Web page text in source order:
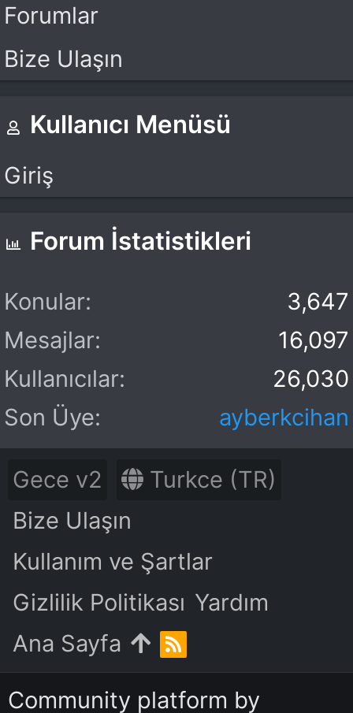
Forumlar
Bize Ulaşın
Kullanıcı Menüsü
Giriş
Forum İstatistikleri
Konular
3,647
Mesajlar
16,097
Kullanıcılar
26,030
Son Üye
ayberkcihan
Gece v2
Turkce (TR)
Bize Ulaşın
Kullanım ve Şartlar
Gizlilik Politikası Yardım
Ana Sayfa
R
S
S
Community platform by